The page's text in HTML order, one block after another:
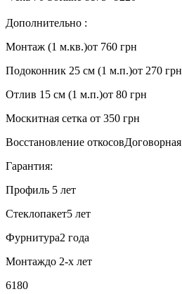
Дополнительно :
Монтаж (1 м.кв.)от 760 грн
Подоконник 25 см (1 м.п.)от 270 грн
Отлив 15 см (1 м.п.)от 80 грн
Москитная сетка от 350 грн
Восстановление откосовДоговорная
Гарантия:
Профиль 5 лет
Стеклопакет5 лет
Фурнитура2 года
Монтаждо 2-х лет
6180